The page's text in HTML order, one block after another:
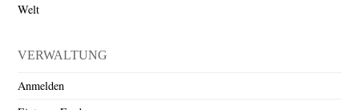
Welt
VERWALTUNG
Anmelden